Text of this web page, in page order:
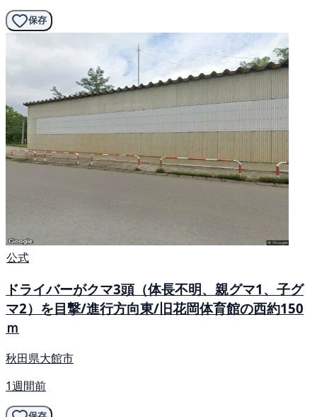
保存
公式
ドライバーがクマ3頭（体長不明、親グマ1、子グ
マ2）を目撃/進行方向東/旧花岡体育館の西約150
ｍ
秋田県大館市
1週間前